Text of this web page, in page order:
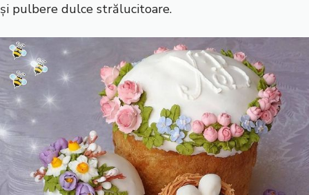
și pulbere dulce strălucitoare.